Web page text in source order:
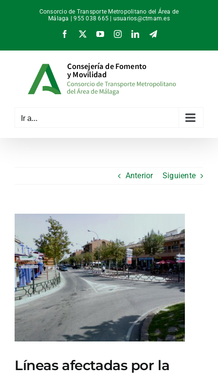
Consorcio de Transporte Metropolitano del Área de
Málaga | 955 038 665 | usuarios@ctmam.es
Facebook
X YouTubeInstagramLinkedInTelegram
Ir a...
Anterior Siguiente
imagen
más
grande
Líneas afectadas por la